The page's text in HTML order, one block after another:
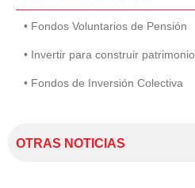
• Fondos Voluntarios de Pensión
• Invertir para construir patrimonio
• Fondos de Inversión Colectiva
OTRAS NOTICIAS